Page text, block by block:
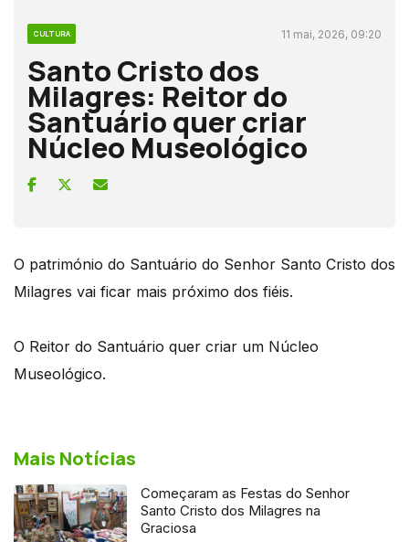
CULTURA 11 mai, 2026, 09:20
Santo Cristo dos
Milagres: Reitor do
Santuário quer criar
Núcleo Museológico
O património do Santuário do Senhor Santo Cristo dos
Milagres vai ficar mais próximo dos fiéis.
O Reitor do Santuário quer criar um Núcleo
Museológico.
Mais Notícias
Começaram as Festas do Senhor
Santo Cristo dos Milagres na
Graciosa